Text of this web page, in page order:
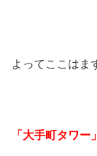
よってここはま
「大手町タワー」